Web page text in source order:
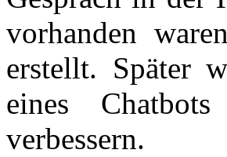
vorhanden
erstellt. Später
eines
verbessern.